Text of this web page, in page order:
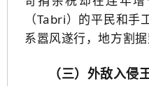
（Tabri）的平民和
系嚣风遂行，地方割
（三）外敌入侵